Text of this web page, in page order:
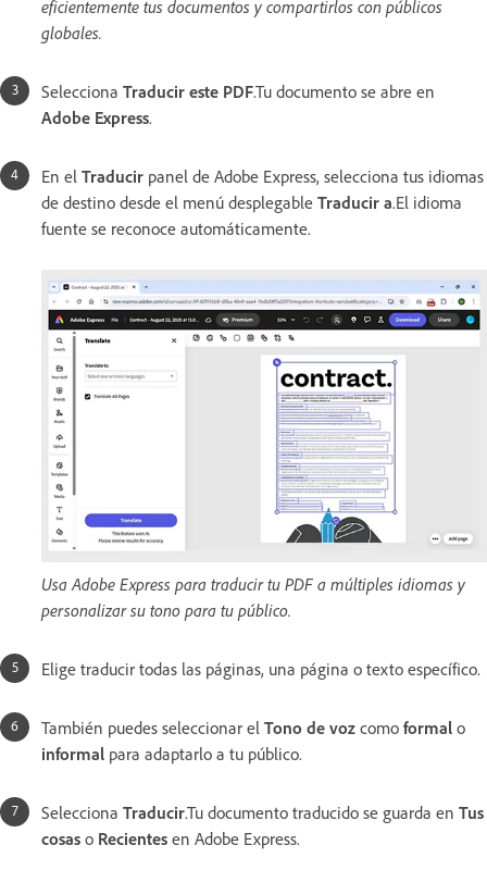
eficientemente tus documentos y compartirlos con públicos
globales.
Selecciona Traducir este PDF.Tu documento se abre en
Adobe Express.
En el Traducir panel de Adobe Express, selecciona tus idiomas
de destino desde el menú desplegable Traducir a.El idioma
fuente se reconoce automáticamente.
Usa Adobe Express para traducir tu PDF a múltiples idiomas y
personalizar su tono para tu público.
Elige traducir todas las páginas, una página o texto específico.
También puedes seleccionar el Tono de voz como formal o
informal para adaptarlo a tu público.
Selecciona Traducir.Tu documento traducido se guarda en Tus
cosas o Recientes en Adobe Express.